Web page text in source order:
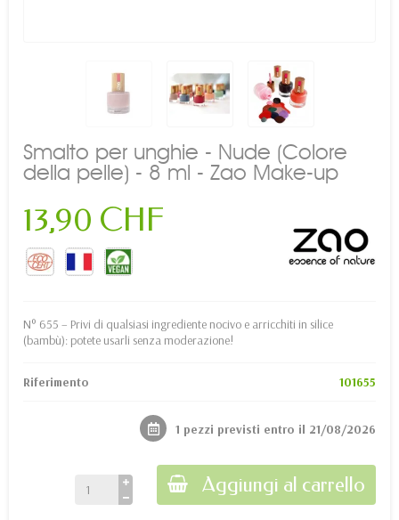
Smalto per unghie - Nude (Colore
della pelle) - 8 ml - Zao Make-up
13,90 CHF
N° 655 – Privi di qualsiasi ingrediente nocivo e arricchiti in silice
(bambù): potete usarli senza moderazione!
Riferimento 101655
1 pezzi previsti entro il 21/08/2026
Aggiungi al carrello